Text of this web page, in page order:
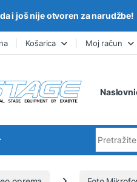
Košarica Moj račun
i još nije otvoren za narudžbe!